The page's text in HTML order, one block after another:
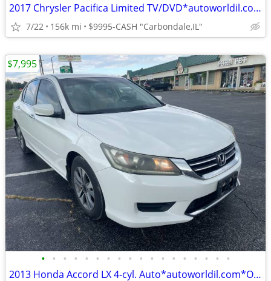
2017 Chrysler Pacifica Limited TV/DVD*autoworldil.com* NICE FAMILY VAN
7/22 156k mi $9995-CASH "Carbondale,IL"
• • • • • • • • • • • • • • • • • •
2013 Honda Accord LX 4-cyl. Auto*autoworldil.com*ONE OWNER NICE ACCORD
$7,995